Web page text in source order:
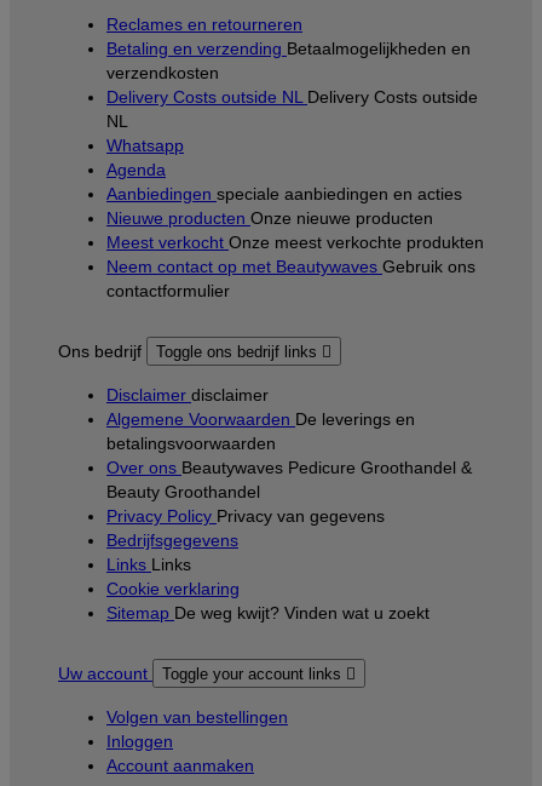
Reclames en retourneren
Betaling en verzending Betaalmogelijkheden en
verzendkosten
Delivery Costs outside NL Delivery Costs outside
NL
Whatsapp
Agenda
Aanbiedingen speciale aanbiedingen en acties
Nieuwe producten Onze nieuwe producten
Meest verkocht Onze meest verkochte produkten
Neem contact op met Beautywaves Gebruik ons
contactformulier
Ons bedrijf Toggle ons bedrijf links 
Disclaimer disclaimer
Algemene Voorwaarden De leverings en
betalingsvoorwaarden
Over ons Beautywaves Pedicure Groothandel &
Beauty Groothandel
Privacy Policy Privacy van gegevens
Bedrijfsgegevens
Links Links
Cookie verklaring
Sitemap De weg kwijt? Vinden wat u zoekt
Uw account Toggle your account links 
Volgen van bestellingen
Inloggen
Account aanmaken